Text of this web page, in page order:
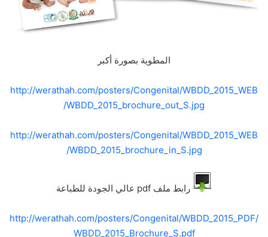
المطوية بصورة أكبر
http://werathah.com/posters/Congenital/WBDD_2015_WEB
/WBDD_2015_brochure_out_S.jpg
http://werathah.com/posters/Congenital/WBDD_2015_WEB
/WBDD_2015_brochure_in_S.jpg
رابط ملف pdf عالي الجودة للطباعة
http://werathah.com/posters/Congenital/WBDD_2015_PDF/
WBDD_2015_Brochure_S.pdf